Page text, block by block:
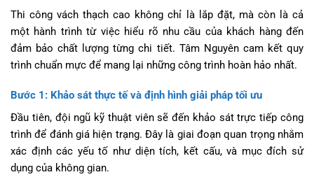
Thi công vách thạch cao không chỉ là lắp đặt, mà còn là cả
một hành trình từ việc hiểu rõ nhu cầu của khách hàng đến
đảm bảo chất lượng từng chi tiết. Tâm Nguyên cam kết quy
trình chuẩn mực để mang lại những công trình hoàn hảo nhất.
Bước 1: Khảo sát thực tế và định hình giải pháp tối ưu
Đầu tiên, đội ngũ kỹ thuật viên sẽ đến khảo sát trực tiếp công
trình để đánh giá hiện trạng. Đây là giai đoạn quan trọng nhằm
xác định các yếu tố như diện tích, kết cấu, và mục đích sử
dụng của không gian.